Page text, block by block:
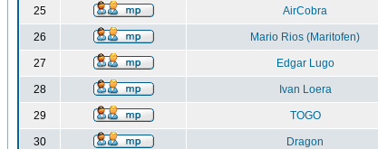
25 AirCobra
26 Mario Rios (Maritofen)
27 Edgar Lugo
28 Ivan Loera
29 TOGO
30 Dragon